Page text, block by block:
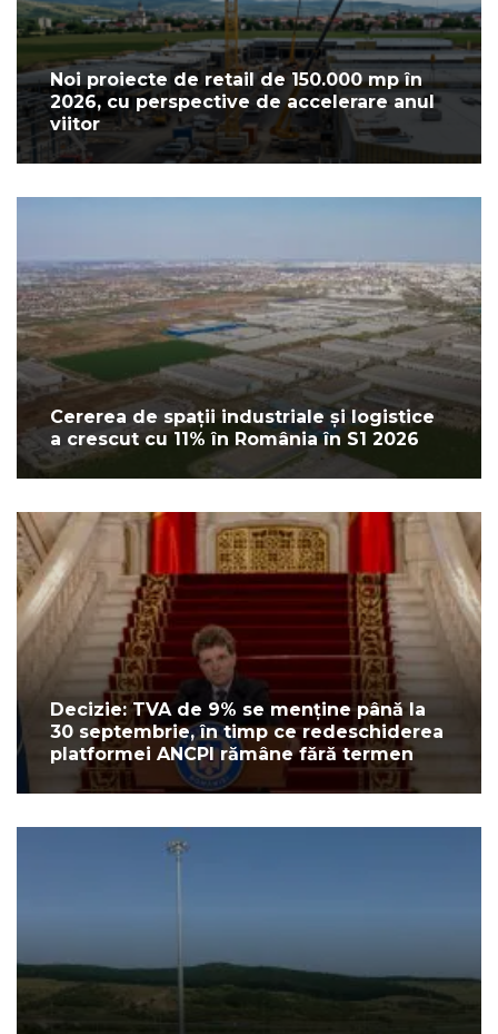
Noi proiecte de retail de 150.000 mp în
2026, cu perspective de accelerare anul
viitor
Cererea de spații industriale și logistice
a crescut cu 11% în România în S1 2026
Decizie: TVA de 9% se menține până la
30 septembrie, în timp ce redeschiderea
platformei ANCPI rămâne fără termen